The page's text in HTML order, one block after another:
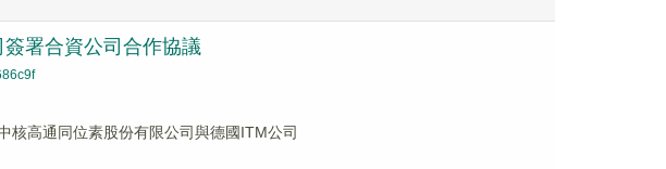
署合資公司合作協議
核高通同位素股份有限公司與德國ITM公司